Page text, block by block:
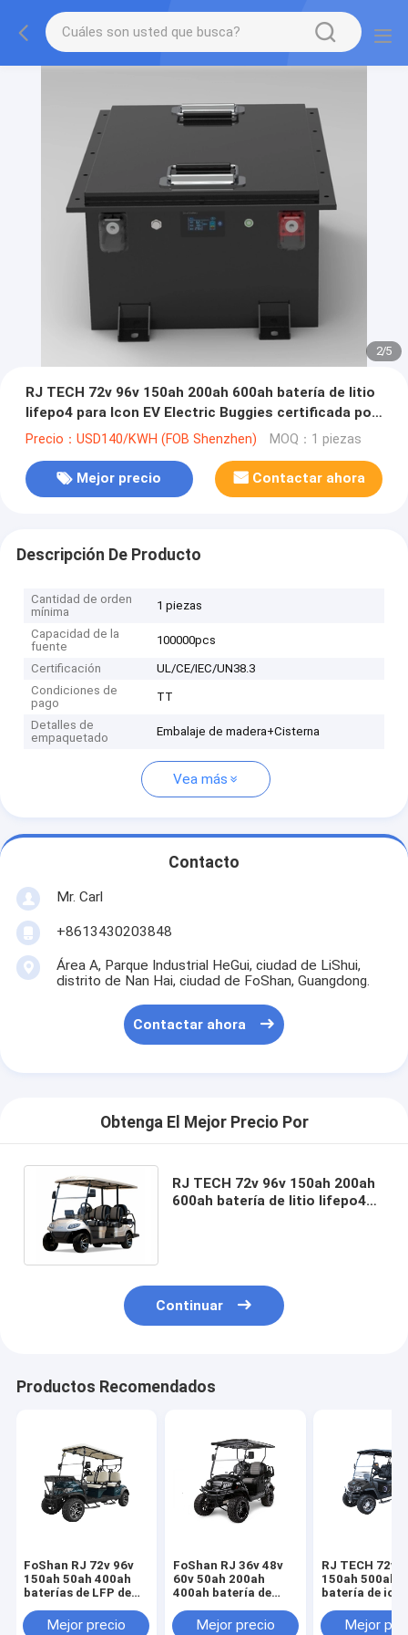
2/5
RJ TECH 72v 96v 150ah 200ah 600ah batería de litio
lifepo4 para Icon EV Electric Buggies certificada por
MSDS IEC62619
Precio：USD140/KWH (FOB Shenzhen) MOQ：1 piezas
Mejor precio Contactar ahora
Descripción De Producto
Cantidad de orden
mínima
1 piezas
Capacidad de la
fuente
100000pcs
Certificación
UL/CE/IEC/UN38.3
Condiciones de
pago
TT
Detalles de
empaquetado
Embalaje de madera+Cisterna
Vea más
Contacto
Mr. Carl
+8613430203848
Área A, Parque Industrial HeGui, ciudad de LiShui,
distrito de Nan Hai, ciudad de FoShan, Guangdong.
Contactar ahora
Obtenga El Mejor Precio Por
RJ TECH 72v 96v 150ah 200ah
600ah batería de litio lifepo4
Continuar
Productos Recomendados
FoShan RJ 72v 96v
150ah 50ah 400ah
baterías de LFP de
de golf de Quickie
Mejor precio
FoShan RJ 36v 48v
60v 50ah 200ah
400ah batería de
carrito de golf
Mejor precio
RJ TECH 72v
150ah 500ah
batería de
CaddyMejor